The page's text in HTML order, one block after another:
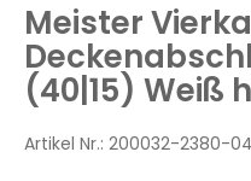
springen
Meister
(40|15) Weiß
Artikel Nr.: 200032-2380-